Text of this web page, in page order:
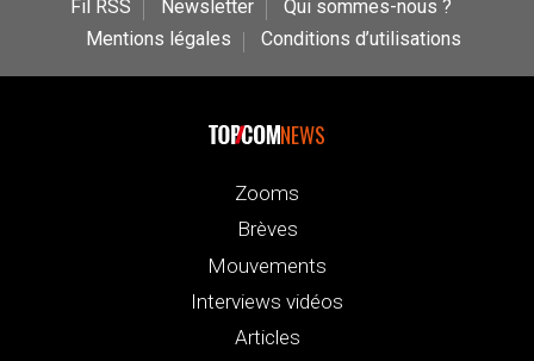
Fil RSS Newsletter
Qui sommes-nous ?
Mentions légales
Conditions d’utilisations
NEWS
Zooms
Brèves
Mouvements
Interviews vidéos
Articles